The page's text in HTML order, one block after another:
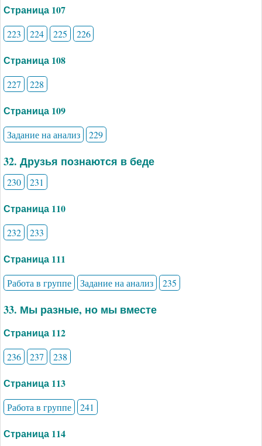
Страница 107
223 224 225 226
Страница 108
227 228
Страница 109
Задание на анализ 229
32. Друзья познаются в беде
230 231
Страница 110
232 233
Страница 111
Работа в группе Задание на анализ 235
33. Мы разные, но мы вместе
Страница 112
236 237 238
Страница 113
Работа в группе 241
Страница 114